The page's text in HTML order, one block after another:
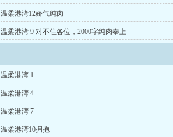
温柔港湾12娇气纯肉
温柔港湾 9 对不住各位，2000字纯肉奉上
温柔港湾 1
温柔港湾 4
温柔港湾 7
温柔港湾10拥抱